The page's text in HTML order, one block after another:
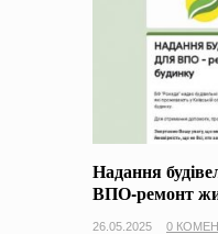
Надання
ВПО-ремонт
26.05.2025 0